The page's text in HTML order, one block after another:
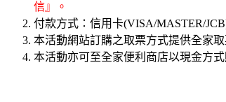
信』。
付款方式：信用卡(VISA/MASTER/
本活動網站訂購之取票方式提供全家
本活動亦可至全家便利商店以現金方